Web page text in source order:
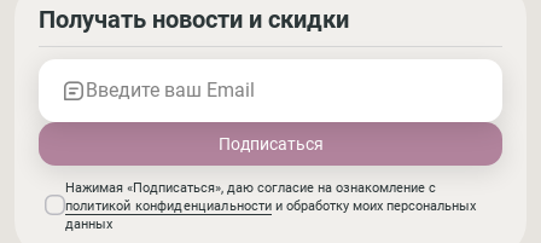
Получать новости и скидки
Введите ваш Email
Нажимая «Подписаться», даю согласие на ознакомление с
политикой конфиденциальности и обработку моих персональных
данных